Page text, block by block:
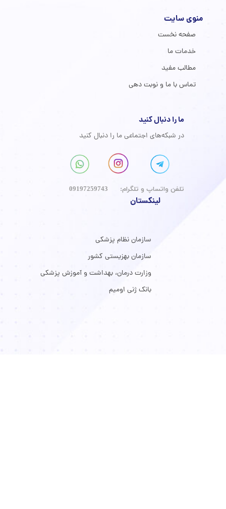
منوی سایت
صفحه نخست
خدمات ما
مطالب مفید
تماس با ما و نوبت دهی
در شبکه‌های اجتماعی ما را دنبال کنید
ما را دنبال کنید
​تلفن واتساپ و تلگرام: 09197259743
لینکستان
سازمان نظام پزشکی
سازمان بهزیستی کشور
وزارت درمان، بهداشت و آموزش پزشکی
بانک ژنی اومیم